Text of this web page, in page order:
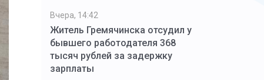
Вчера, 14:42
Житель Гремячинска отсудил у
бывшего работодателя 368
тысяч рублей за задержку
зарплаты